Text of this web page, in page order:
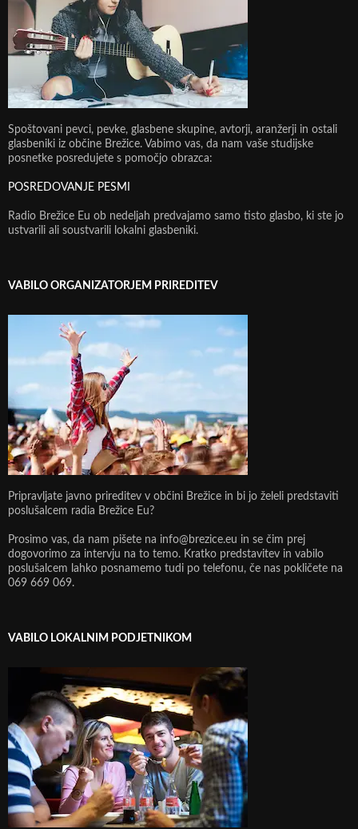
Spoštovani pevci, pevke, glasbene skupine, avtorji, aranžerji in ostali
glasbeniki iz občine Brežice. Vabimo vas, da nam vaše studijske
posnetke posredujete s pomočjo obrazca:
POSREDOVANJE PESMI
Radio Brežice Eu ob nedeljah predvajamo samo tisto glasbo, ki ste jo
ustvarili ali soustvarili lokalni glasbeniki.
VABILO ORGANIZATORJEM PRIREDITEV
Pripravljate javno prireditev v občini Brežice in bi jo želeli predstaviti
poslušalcem radia Brežice Eu?
Prosimo vas, da nam pišete na info@brezice.eu in se čim prej
dogovorimo za intervju na to temo. Kratko predstavitev in vabilo
poslušalcem lahko posnamemo tudi po telefonu, če nas pokličete na
069 669 069.
VABILO LOKALNIM PODJETNIKOM